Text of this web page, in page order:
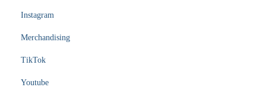
Instagram
Merchandising
TikTok
Youtube